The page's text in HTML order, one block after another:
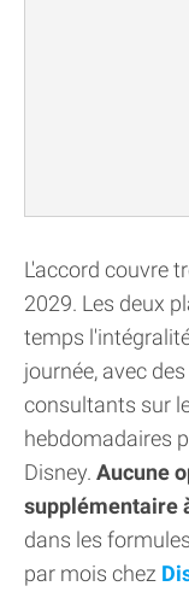
L'accord couvre
2029. Les deux
temps
journée, avec
consultants sur
hebdomadaires
Disney. Aucune
supplémentaire
dans les
par mois chez